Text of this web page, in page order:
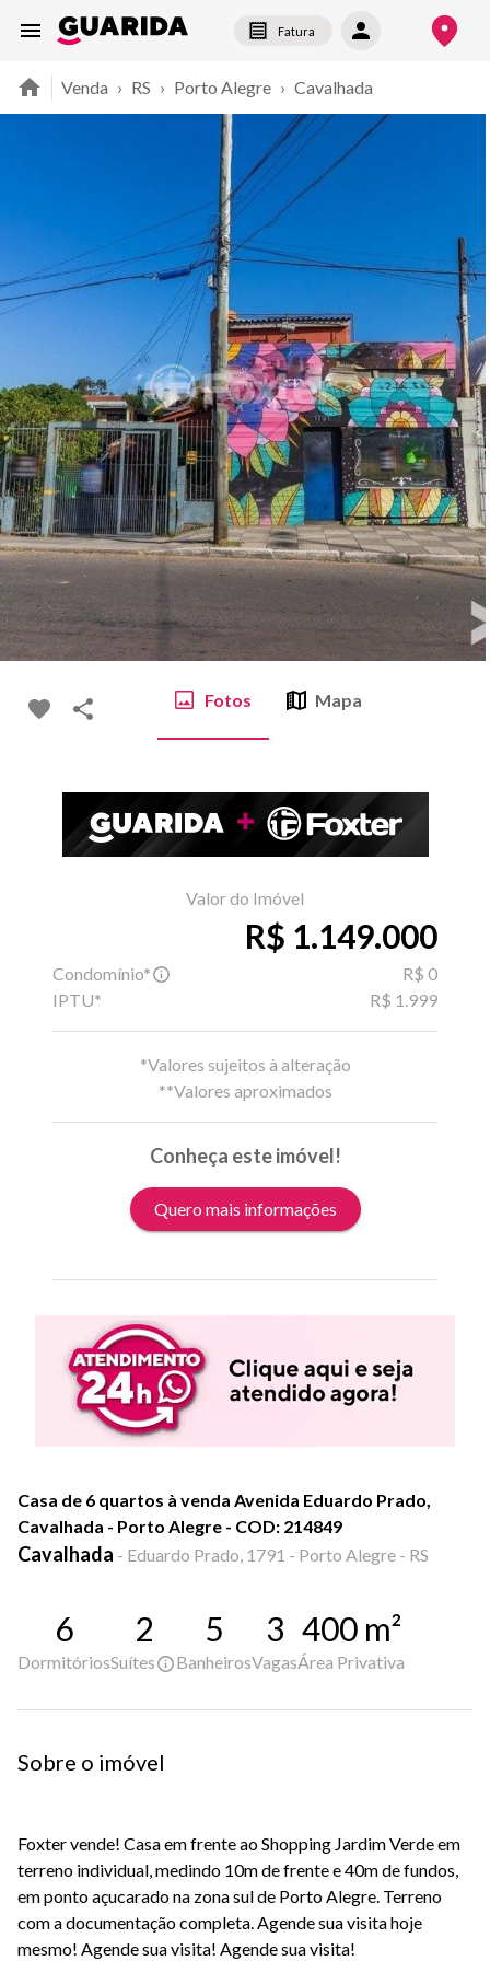
Fatura
Venda › RS › Porto Alegre › Cavalhada
Fotos Mapa
Valor do Imóvel
R$ 1.149.000
Condomínio*
R$ 0
IPTU*
R$ 1.999
*Valores sujeitos à alteração
**Valores aproximados
Conheça este imóvel!
Quero mais informações
Casa de 6 quartos à venda Avenida Eduardo Prado,
Cavalhada - Porto Alegre - COD: 214849
Cavalhada - Eduardo Prado, 1791 - Porto Alegre - RS
6
Dormitórios
2
Suítes
5
Banheiros
3
Vagas
400 m²
Área Privativa
Sobre o imóvel
Foxter vende! Casa em frente ao Shopping Jardim Verde em
terreno individual, medindo 10m de frente e 40m de fundos,
em ponto açucarado na zona sul de Porto Alegre. Terreno
com a documentação completa. Agende sua visita hoje
mesmo! Agende sua visita! Agende sua visita!